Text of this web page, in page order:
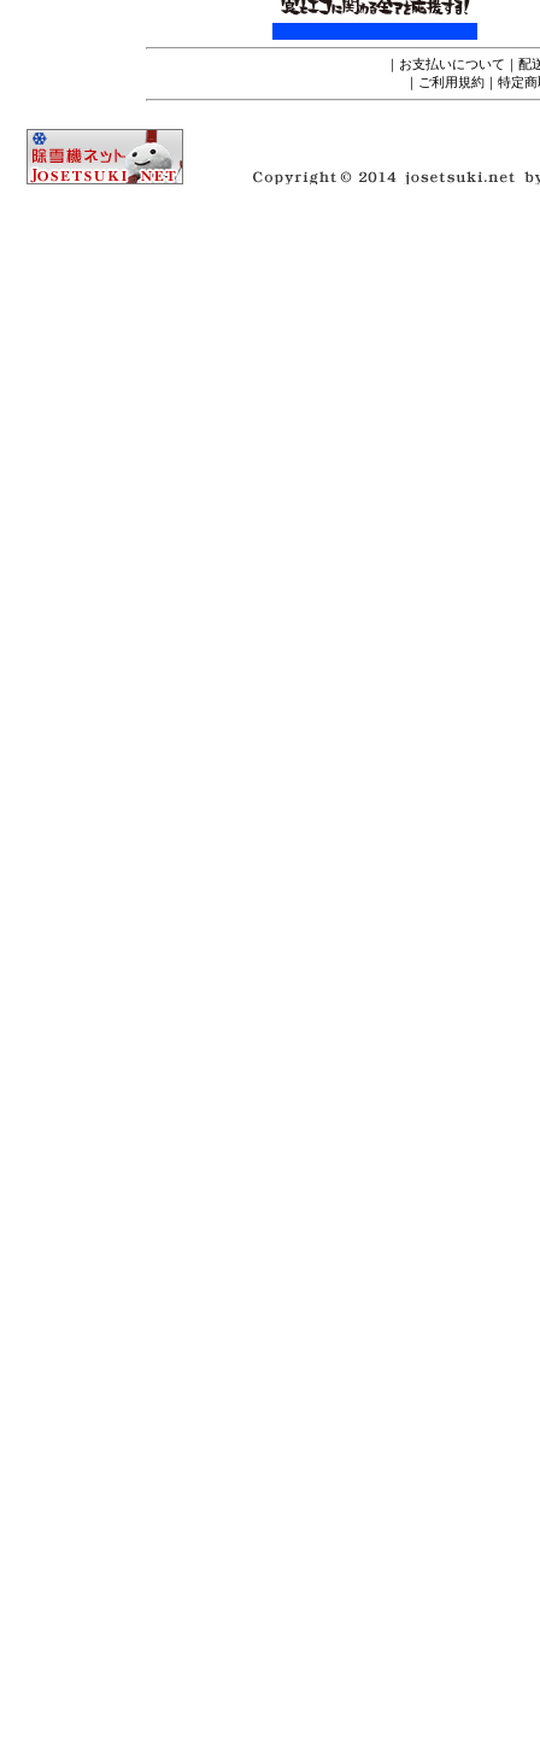
｜ お支払いについて ｜ 配
｜ ご利用規約 ｜ 特定